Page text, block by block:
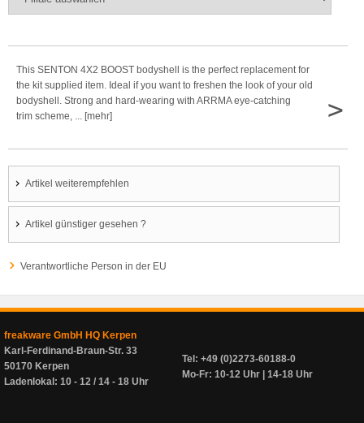
This SENTON 4X2 BOOST bodyshell is the perfect replacement for
the kit supplied item. Ideal if you want to freshen the look of your old
bodyshell. Strong and hard-wearing with ARRMA eye-catching
trim scheme, ... [mehr]
>
Artikel weiterempfehlen
Artikel günstiger gesehen ?
Verantwortliche Person in der EU
freakware GmbH HQ Kerpen
Karl-Ferdinand-Braun-Str. 33
50170 Kerpen
Ladenlokal: 10 - 12 / 14 - 18 Uhr
Tel: +49 (0)2273-60188-0
Mo-Fr: 10-12 Uhr | 14-18 Uhr